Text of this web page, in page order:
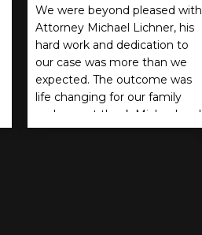
We were beyond pleased with
Attorney Michael Lichner, his
hard work and dedication to
our case was more than we
expected. The outcome was
life changing for our family
and cannot thank Michael and
Rathbun, Cservenyak & Kozol